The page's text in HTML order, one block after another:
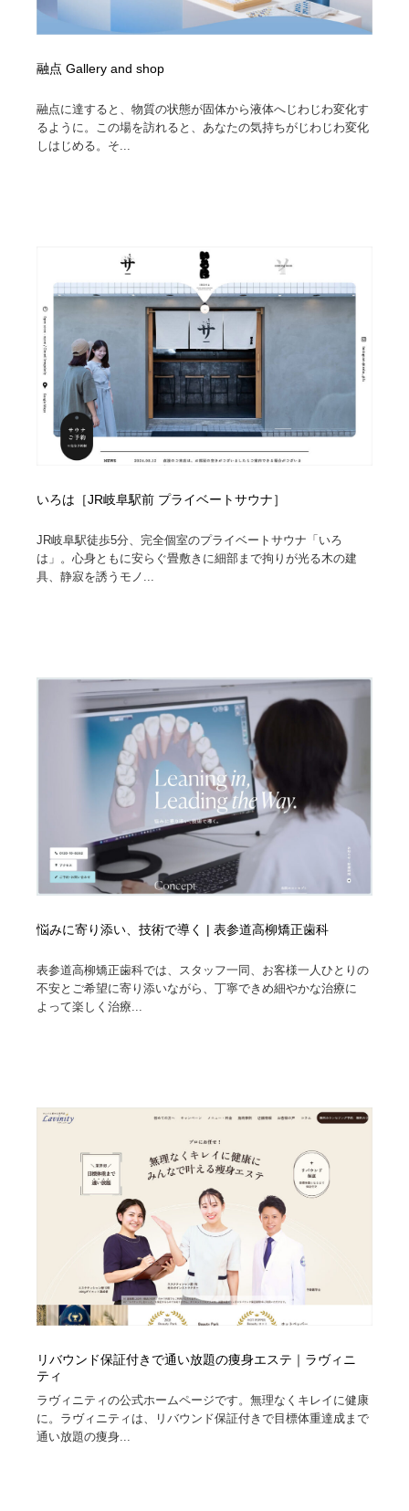
融点 Gallery and shop
融点に達すると、物質の状態が固体から液体へじわじわ変化す
るように。この場を訪れると、あなたの気持ちがじわじわ変化
しはじめる。そ...
いろは［JR岐阜駅前 プライベートサウナ］
JR岐阜駅徒歩5分、完全個室のプライベートサウナ「いろ
は」。心身ともに安らぐ畳敷きに細部まで拘りが光る木の建
具、静寂を誘うモノ...
悩みに寄り添い、技術で導く | 表参道高柳矯正歯科
表参道高柳矯正歯科では、スタッフ一同、お客様一人ひとりの
不安とご希望に寄り添いながら、丁寧できめ細やかな治療に
よって楽しく治療...
リバウンド保証付きで通い放題の痩身エステ｜ラヴィニ
ティ
ラヴィニティの公式ホームページです。無理なくキレイに健康
に。ラヴィニティは、リバウンド保証付きで目標体重達成まで
通い放題の痩身...